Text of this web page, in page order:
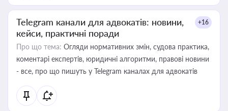
Telegram канали для адвокатів: новини,
кейси, практичні поради
+16
Про що тема: Огляди нормативних змін, судова практика,
коментарі експертів, юридичні алгоритми, правові новини
- все, про що пишуть у Telegram каналах для адвокатів